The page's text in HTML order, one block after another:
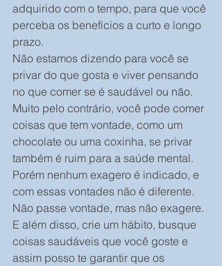
adquirido com o tempo, para que você
perceba os benefícios a curto e longo
prazo.
Não estamos dizendo para você se
privar do que gosta e viver pensando
no que comer se é saudável ou não.
Muito pelo contrário, você pode comer
coisas que tem vontade, como um
chocolate ou uma coxinha, se privar
também é ruim para a saúde mental.
Porém nenhum exagero é indicado, e
com essas vontades não é diferente.
Não passe vontade, mas não exagere.
E além disso, crie um hábito, busque
coisas saudáveis que você goste e
assim posso te garantir que os